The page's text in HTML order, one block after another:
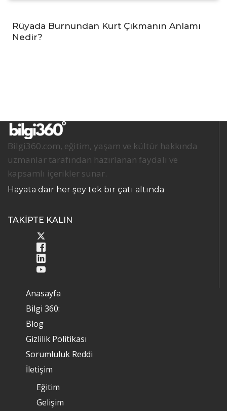
Rüyada Burnundan Kurt Çıkmanın Anlamı
Nedir?
Bilgi360.com, eğitim, yaşam ve kültür hakkında
uzmanlar tarafından hazırlanan faydalı ve
kapsamlı içerikler sunar.
Hayata dair her şey tek bir çatı altında
TAKİPTE KALIN
Anasayfa
Bilgi 360:
Blog
Gizlilik Politikası
Sorumluluk Reddi
İletişim
Eğitim
Gelişim